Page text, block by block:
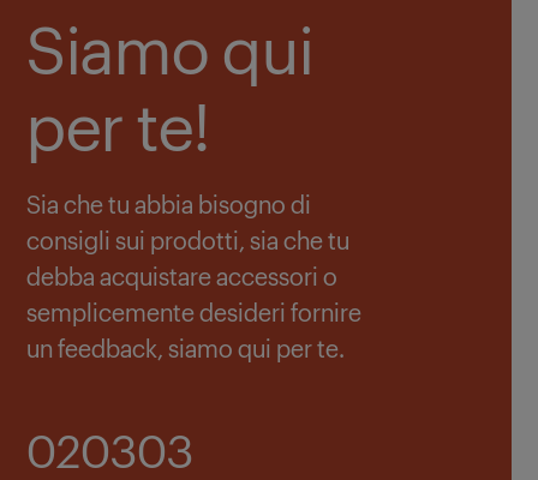
Siamo qui
per te!
Sia che tu abbia bisogno di
consigli sui prodotti, sia che tu
debba acquistare accessori o
semplicemente desideri fornire
un feedback, siamo qui per te.
020303